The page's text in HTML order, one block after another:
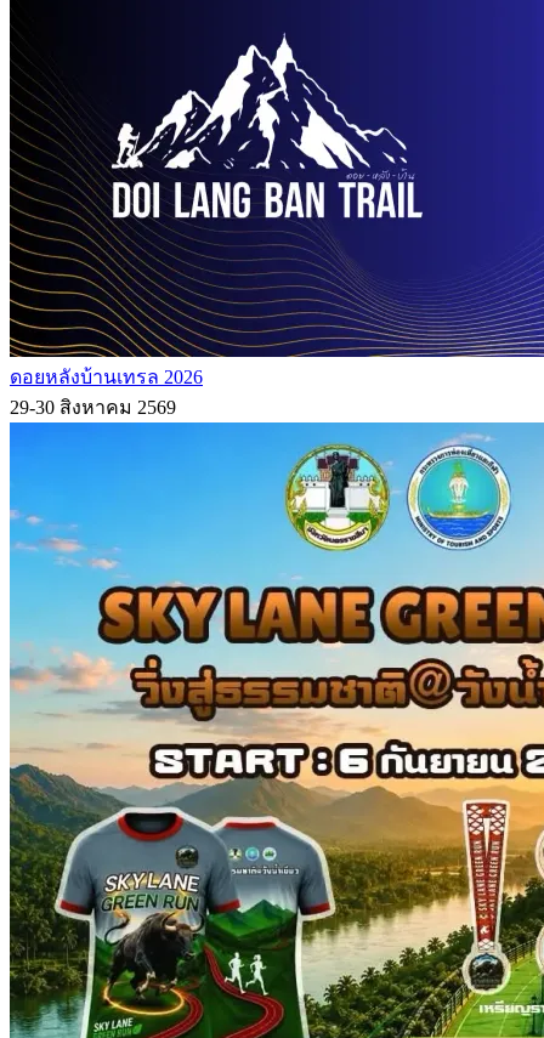
ดอยหลังบ้านเทรล 2026
29-30 สิงหาคม 2569